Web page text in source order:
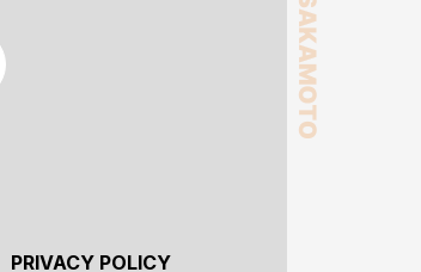
PRIVACY POLICY